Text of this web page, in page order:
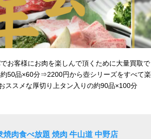
お客様にお肉を楽しんで頂くために大量買取で
50品×60分⇒2200円から壺シリーズをすべて楽
ススメな厚切り上タン入りの約90品×100分
焼肉食べ放題 焼肉 牛山道 中野店